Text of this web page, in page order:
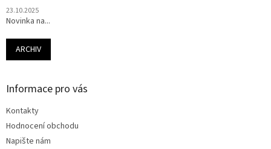
23.10.2025
Novinka na...
ARCHIV
Informace pro vás
Kontakty
Hodnocení obchodu
Napište nám